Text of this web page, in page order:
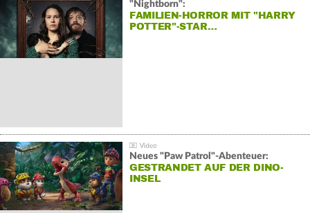
"Nightborn":
FAMILIEN-HORROR MIT "HARRY
POTTER"-STAR…
Neues "Paw Patrol"-Abenteuer:
GESTRANDET AUF DER DINO-
INSEL